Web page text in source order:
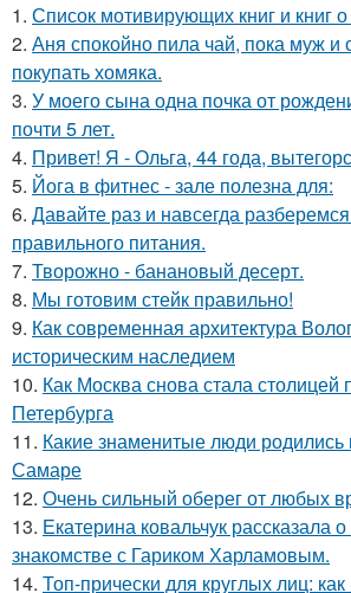
1. Список мотивирующих книг и книг
2. Аня спокойно пила чай, пока муж и
покупать хомяка.
3. У моего сына одна почка от
почти 5 лет.
4. Привет! Я - Ольга, 44 года,
5. Йога в фитнес - зале полезна для:
6. Давайте раз и навсегда
правильного питания.
7. Творожно - банановый десерт.
8. Мы готовим стейк правильно!
9. Как современная архитектура
историческим наследием
10. Как Москва снова стала столицей
Петербурга
11. Какие знаменитые люди родились
Самаре
12. Очень сильный оберег от любых
13. Екатерина ковальчук рассказала
знакомстве с Гариком Харламовым.
14. Топ-прически для круглых лиц: